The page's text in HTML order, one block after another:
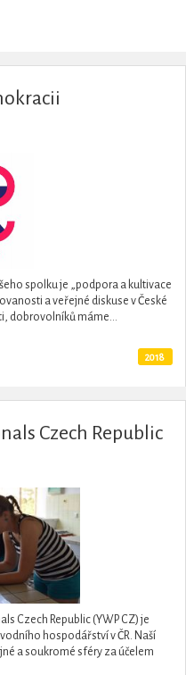
spolku je „podpora a kultivace
a veřejné diskuse v České
dobrovolníků máme...
2018
Czech Republic
Czech Republic (YWP CZ) je
hospodářství v ČR. Naší
a soukromé sféry za účelem